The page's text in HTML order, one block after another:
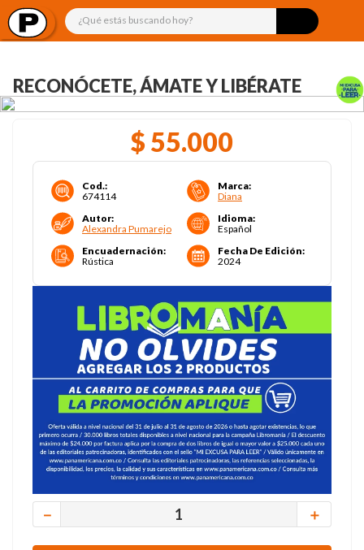
¿Qué estás buscando hoy?
RECONÓCETE, ÁMATE Y LIBÉRATE
$ 55.000
Cod.:
674114
Marca:
Diana
Autor:
Alexandra Pumarejo
Idioma:
Español
Encuadernación:
Rústica
Fecha De Edición:
2024
＋
－